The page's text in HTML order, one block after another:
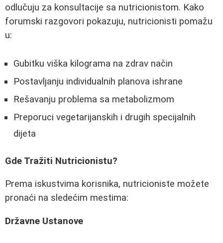
odlučuju za konsultacije sa nutricionistom. Kako
forumski razgovori pokazuju, nutricionisti pomažu
u:
Gubitku viška kilograma na zdrav način
Postavljanju individualnih planova ishrane
Rešavanju problema sa metabolizmom
Preporuci vegetarijanskih i drugih specijalnih
dijeta
Gde Tražiti Nutricionistu?
Prema iskustvima korisnika, nutricioniste možete
pronaći na sledećim mestima:
Državne Ustanove